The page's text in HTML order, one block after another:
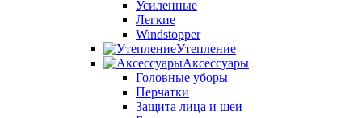
Усиленные
Легкие
Windstopper
Утепление
Аксессуары
Головные уборы
Перчатки
Защита лица и шеи